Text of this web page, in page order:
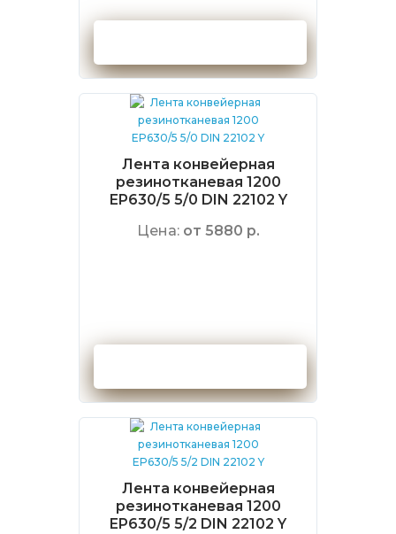
Лента конвейерная
резинотканевая 1200
EP630/5 5/0 DIN 22102 Y
Цена: от 5880 р.
Лента конвейерная
резинотканевая 1200
EP630/5 5/2 DIN 22102 Y